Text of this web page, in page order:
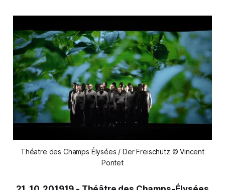
Théatre des Champs Élysées / Der Freischütz © Vincent
Pontet